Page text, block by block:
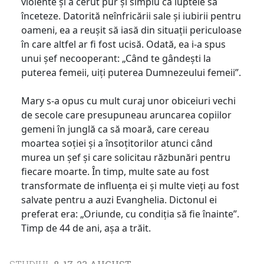
înceteze. Datorită neînfricării sale și iubirii pentru
oameni, ea a reușit să iasă din situații periculoase
în care altfel ar fi fost ucisă. Odată, ea i-a spus
unui șef necooperant: „Când te gândești la
puterea femeii, uiți puterea Dumnezeului femeii”.
Mary s-a opus cu mult curaj unor obiceiuri vechi
de secole care presupuneau aruncarea copiilor
gemeni în junglă ca să moară, care cereau
moartea soției și a însoțitorilor atunci când
murea un șef și care solicitau răzbunări pentru
fiecare moarte. În timp, multe sate au fost
transformate de influența ei și multe vieți au fost
salvate pentru a auzi Evanghelia. Dictonul ei
preferat era: „Oriunde, cu condiția să fie înainte”.
Timp de 44 de ani, așa a trăit.